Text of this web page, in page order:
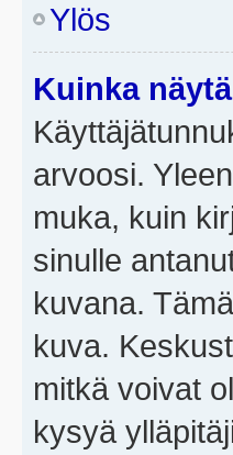
Ylös
Kuinka
arvoosi.
muka, kuin
sinulle
kuvana.
kuva.
mitkä voivat
kysyä